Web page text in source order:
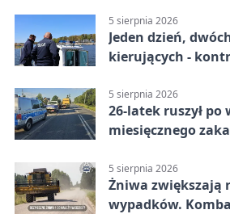
5 sierpnia 2026
Jeden dzień,
kierujących -
5 sierpnia 2026
26-latek ruszył po
miesięcznego
5 sierpnia 2026
Żniwa zwiększają
wypadków.